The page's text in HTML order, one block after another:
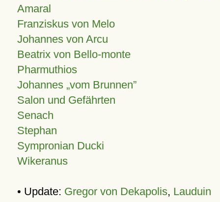
Amaral
Franziskus von Melo
Johannes von Arcu
Beatrix von Bello-monte
Pharmuthios
Johannes vom Brunnen
Salon und Gefährten
Senach
Stephan
Sympronian Ducki
Wikeranus
• Update: Gregor von Dekapolis, Lauduin